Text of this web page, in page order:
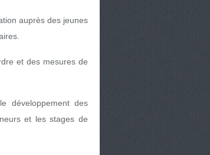
auprès des jeunes
et des mesures de
développement des
et les stages de